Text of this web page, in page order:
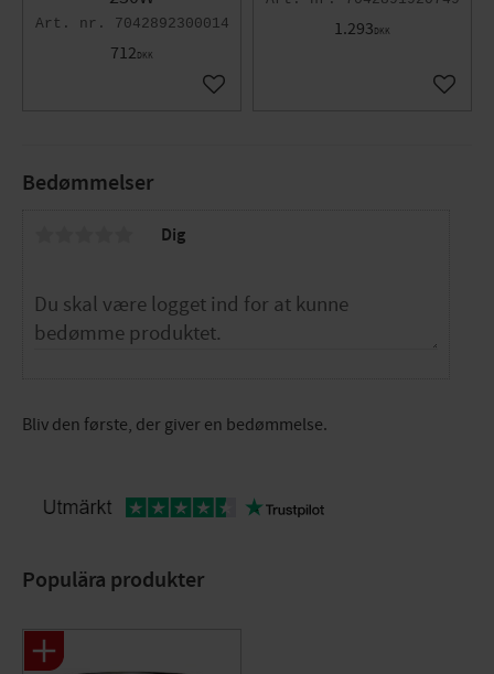
Bedømmelser
Dig
Bliv den første, der giver en bedømmelse.
7042892300014
712DKK
Gem som favorit
1.293DKK
Gem
Populära produkter